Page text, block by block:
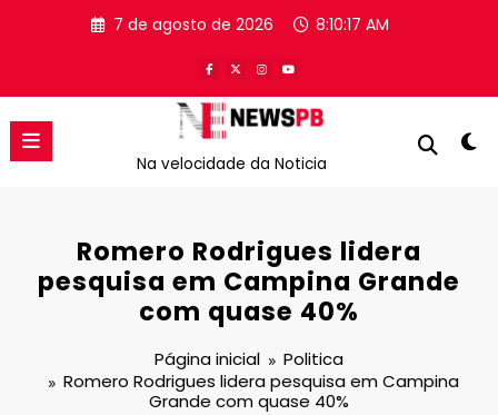
7 de agosto de 2026 8:10:18 AM
Na velocidade da Noticia
Romero Rodrigues lidera
pesquisa em Campina Grande
com quase 40%
Página inicial
Politica
Romero Rodrigues lidera pesquisa em Campina
Grande com quase 40%